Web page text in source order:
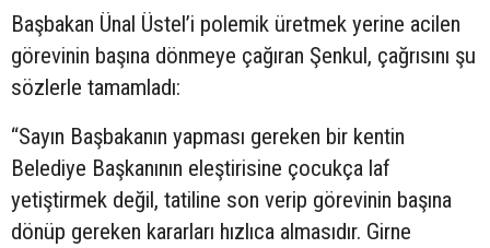
Başbakan Ünal Üstel’i polemik üretmek yerine acilen
görevinin başına dönmeye çağıran Şenkul, çağrısını şu
sözlerle tamamladı:
“Sayın Başbakanın yapması gereken bir kentin
Belediye Başkanının eleştirisine çocukça laf
yetiştirmek değil, tatiline son verip görevinin başına
dönüp gereken kararları hızlıca almasıdır. Girne